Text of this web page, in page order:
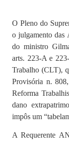
O Pleno do
o julgamento das
do ministro
arts. 223-A e
Trabalho (CLT),
Provisória n.
Reforma
dano
impôs um
A Requerente